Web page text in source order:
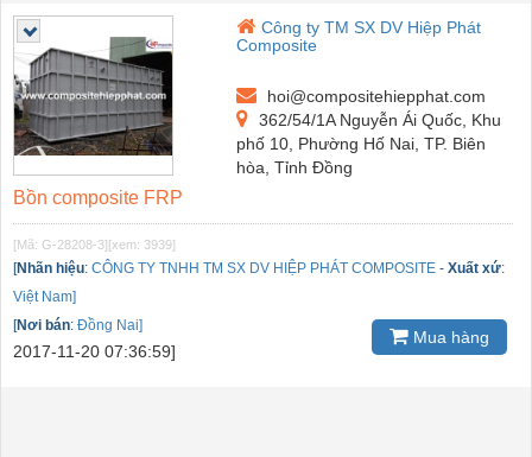
Công ty TM SX DV Hiệp Phát
Composite
hoi@compositehiepphat.com
362/54/1A Nguyễn Ái Quốc, Khu
phố 10, Phường Hố Nai, TP. Biên
hòa, Tỉnh Đồng
Bồn composite FRP
[Mã: G-28208-3] [xem: 3939]
[Nhãn hiệu: CÔNG TY TNHH TM SX DV HIỆP PHÁT COMPOSITE - Xuất xứ:
Việt Nam]
[Nơi bán: Đồng Nai]
2017-11-20 07:36:59]
Mua hàng